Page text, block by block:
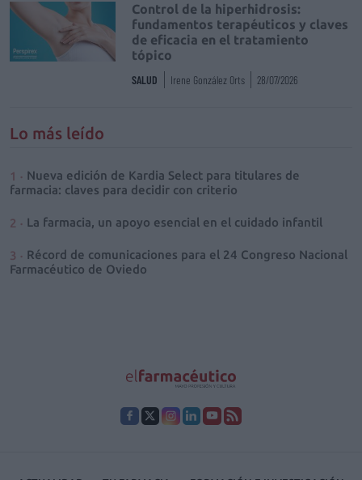
Control de la hiperhidrosis:
fundamentos terapéuticos y claves
de eficacia en el tratamiento
tópico
SALUD Irene González Orts 28/07/2026
Lo más leído
Nueva edición de Kardia Select para titulares de
farmacia: claves para decidir con criterio
La farmacia, un apoyo esencial en el cuidado infantil
Récord de comunicaciones para el 24 Congreso Nacional
Farmacéutico de Oviedo